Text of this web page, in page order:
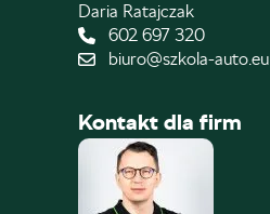
Daria Ratajczak
602 697 320
biuro@szkola-auto.eu
Kontakt dla firm